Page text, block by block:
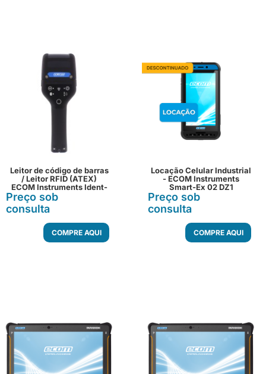
Leitor de código de barras
/ Leitor RFID (ATEX)
ECOM Instruments Ident-
Ex 01
Preço sob
consulta
COMPRE AQUI
Locação Celular Industrial
- ECOM Instruments
Smart-Ex 02 DZ1
Preço sob
consulta
COMPRE AQUI